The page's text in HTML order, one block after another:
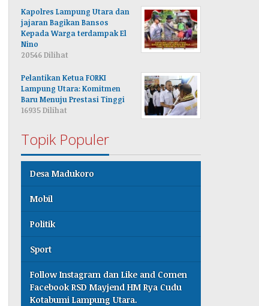
Kapolres Lampung Utara dan
jajaran Bagikan Bansos
Kepada Warga terdampak El
Nino
20546 Dilihat
Pelantikan Ketua FORKI
Lampung Utara: Komitmen
Baru Menuju Prestasi Tinggi
16935 Dilihat
Topik Populer
Desa Madukoro
Mobil
Politik
Sport
Follow Instagram dan Like and Comen
Facebook RSD Mayjend HM Rya Cudu
Kotabumi Lampung Utara.